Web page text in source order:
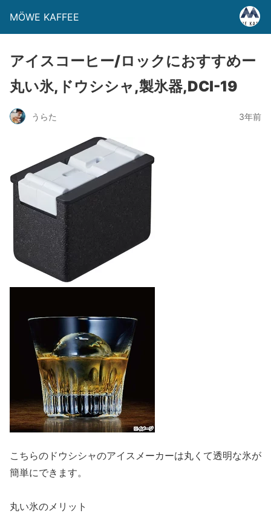
MÖWE KAFFEE
アイスコーヒー/ロックにおすすめー
丸い氷,ドウシシャ,製氷器,DCI-19
うらた 3年前
こちらのドウシシャのアイスメーカーは丸くて透明な氷が
簡単にできます。
丸い氷のメリット